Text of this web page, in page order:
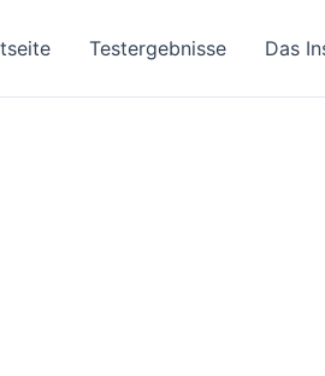
Testergebnisse Das